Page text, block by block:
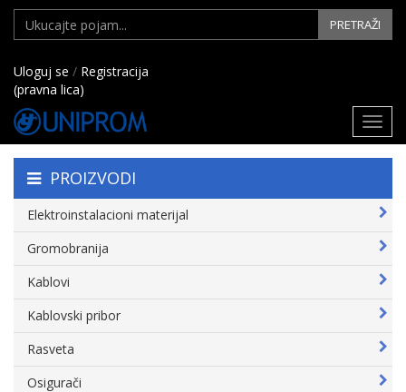
PRETRAŽI
Uloguj se / Registracija
(pravna lica)
PROIZVODI
Elektroinstalacioni materijal
Gromobranija
Kablovi
Kablovski pribor
Rasveta
Osigurači